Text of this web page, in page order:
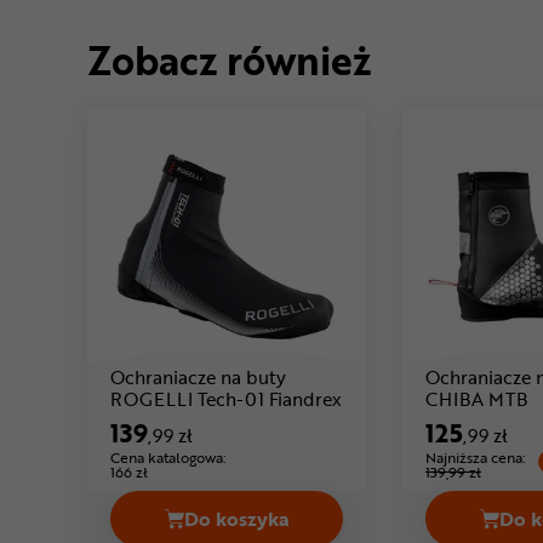
Zobacz również
Ochraniacze na buty
ROGELLI Tech-01 Fiandrex
139,99 zł
Cena katalogowa:
166 zł
Do koszyka
Ochraniacze na buty ROGELLI
Ochraniacze
CHIBA MTB
125,99 zł
Najniższa cena:
139,99 zł
Do